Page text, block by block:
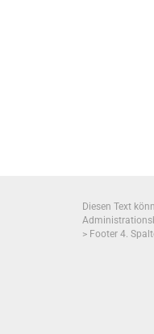
Diesen Text
> Footer 4.